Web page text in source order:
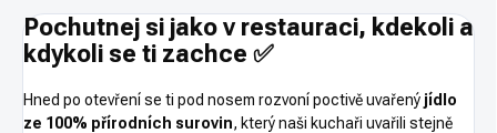
Pochutnej si jako v restauraci, kdekoli a
kdykoli se ti zachce ✅
Hned po otevření se ti pod nosem rozvoní poctivě uvařený jídlo
ze 100% přírodních surovin, který naši kuchaři uvařili stejně